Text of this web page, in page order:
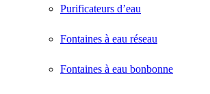
Purificateurs d’eau
Fontaines à eau réseau
Fontaines à eau bonbonne